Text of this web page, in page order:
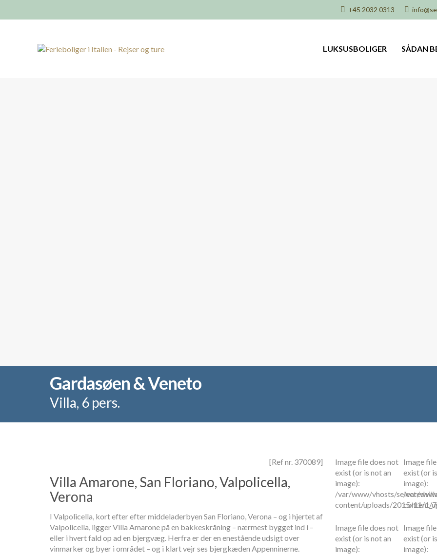
+45 2032 0313
LUKSUSBOLIGER SÅDAN
Gardasøen & Veneto
Villa, 6 pers.
[Ref nr. 370089]
Villa Amarone, San Floriano, Valpolicella,
Verona
I Valpolicella, kort efter efter middeladerbyen San Floriano, Verona – og i hjertet af
Valpolicella, ligger Villa Amarone på en bakkeskråning – nærmest bygget ind i –
eller i hvert fald op ad en bjergvæg. Herfra er der en enestående udsigt over
vinmarker og byer i området – og i klart vejr ses bjergkæden Appenninerne.
Image file does not
exist (or is not an
image):
/var/www/vhosts/
content/uploads/2015/11/
Image
exist (or
image):
/var/
content/
Image file does not
exist (or is not an
image):
Image
exist (or
image):